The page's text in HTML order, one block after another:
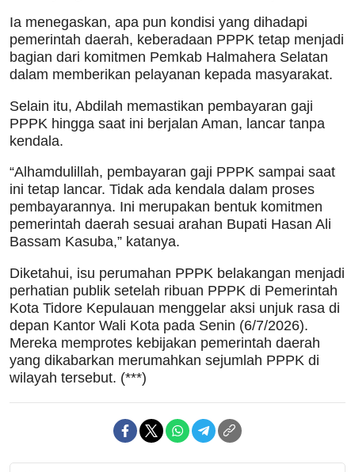
Ia menegaskan, apa pun kondisi yang dihadapi
pemerintah daerah, keberadaan PPPK tetap menjadi
bagian dari komitmen Pemkab Halmahera Selatan
dalam memberikan pelayanan kepada masyarakat.
Selain itu, Abdilah memastikan pembayaran gaji
PPPK hingga saat ini berjalan Aman, lancar tanpa
kendala.
“Alhamdulillah, pembayaran gaji PPPK sampai saat
ini tetap lancar. Tidak ada kendala dalam proses
pembayarannya. Ini merupakan bentuk komitmen
pemerintah daerah sesuai arahan Bupati Hasan Ali
Bassam Kasuba,” katanya.
Diketahui, isu perumahan PPPK belakangan menjadi
perhatian publik setelah ribuan PPPK di Pemerintah
Kota Tidore Kepulauan menggelar aksi unjuk rasa di
depan Kantor Wali Kota pada Senin (6/7/2026).
Mereka memprotes kebijakan pemerintah daerah
yang dikabarkan merumahkan sejumlah PPPK di
wilayah tersebut. (***)